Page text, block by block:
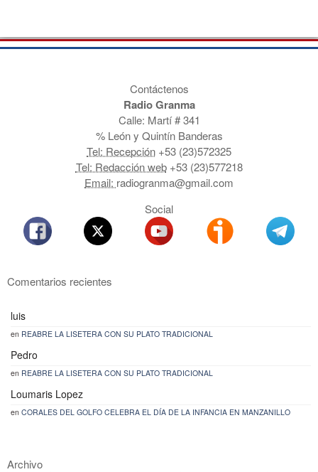
Contáctenos
Radio Granma
Calle: Martí # 341
% León y Quintín Banderas
Tel: Recepción +53 (23)572325
Tel: Redacción web+53 (23)577218
Email: radiogranma@gmail.com
Social
Comentarios recientes
luis
en REABRE LA LISETERA CON SU PLATO TRADICIONAL
Pedro
en REABRE LA LISETERA CON SU PLATO TRADICIONAL
Loumaris Lopez
en CORALES DEL GOLFO CELEBRA EL DÍA DE LA INFANCIA EN MANZANILLO
Archivo